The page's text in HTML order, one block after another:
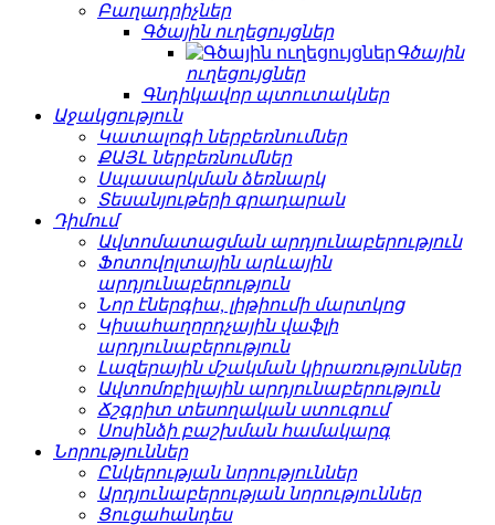
Բաղադրիչներ
Գծային ուղեցույցներ
Գծային
ուղեցույցներ
Գնդիկավոր պտուտակներ
Աջակցություն
Կատալոգի ներբեռնումներ
ՔԱՅԼ ներբեռնումներ
Սպասարկման ձեռնարկ
Տեսանյութերի գրադարան
Դիմում
Ավտոմատացման արդյունաբերություն
Ֆոտովոլտային արևային
արդյունաբերություն
Նոր էներգիա, լիթիումի մարտկոց
Կիսահաղորդչային վաֆլի
արդյունաբերություն
Լազերային մշակման կիրառություններ
Ավտոմոբիլային արդյունաբերություն
Ճշգրիտ տեսողական ստուգում
Սոսինձի բաշխման համակարգ
Նորություններ
Ընկերության նորություններ
Արդյունաբերության նորություններ
Ցուցահանդես